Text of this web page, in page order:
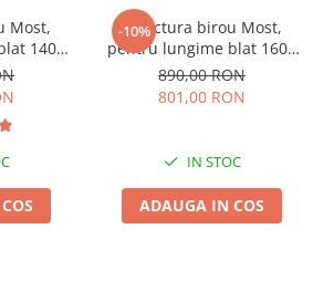
Most,
1400
-10%
Structura birou Most,
pentru lungime blat 1600
mm, finisaj negru
890,00 RON
801,00 RON
IN STOC
ADAUGA IN COS